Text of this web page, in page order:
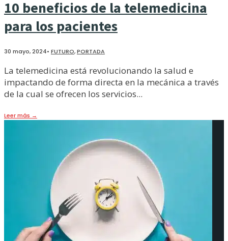
10 beneficios de la telemedicina
para los pacientes
30 mayo, 2024• FUTURO,PORTADA
La telemedicina está revolucionando la salud e
impactando de forma directa en la mecánica a través
de la cual se ofrecen los servicios...
Leer más →